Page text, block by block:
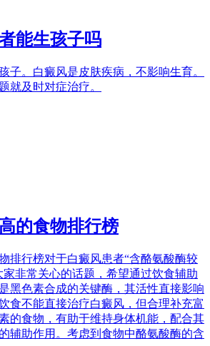
能生孩子吗
子。白癜风是皮肤疾病，不影响生育。
就及时对症治疗。
的食物排行榜
排行榜对于白癜风患者“含酪氨酸酶较
非常关心的话题，希望通过饮食辅助
黑色素合成的关键酶，其活性直接影响
食不能直接治疗白癜风，但合理补充富
的食物，有助于维持身体机能，配合其
辅助作用。考虑到食物中酪氨酸酶的含